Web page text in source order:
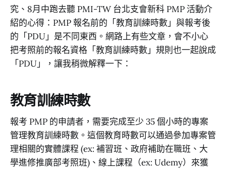
究、8月中跑去聽 PMI-TW 台北支會新科 PMP 活動介
紹的心得：PMP 報名前的「教育訓練時數」與報考後
的「PDU」是不同東西。網路上有些文章，會不小心
把考照前的報名資格「教育訓練時數」規則也一起說成
「PDU」，讓我稍微解釋一下：
教育訓練時數
報考 PMP 的申請者，需要完成至少 35 個小時的專案
管理教育訓練時數。這個教育時數可以通過參加專案管
理相關的實體課程 (ex: 補習班、政府補助在職班、大
學進修推廣部考照班)、線上課程（ex: Udemy）來獲